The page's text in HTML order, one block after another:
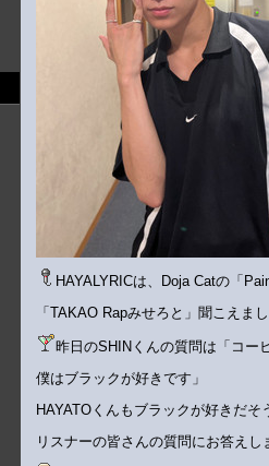
HAYALYRICは、Doja Catの「
「TAKAO Rapみせろと」聞こえま
昨日のSHINくんの質問は「コー
僕はブラックが好きです」
HAYATOくんもブラックが好きだ
リスナーの皆さんの質問にお答えし